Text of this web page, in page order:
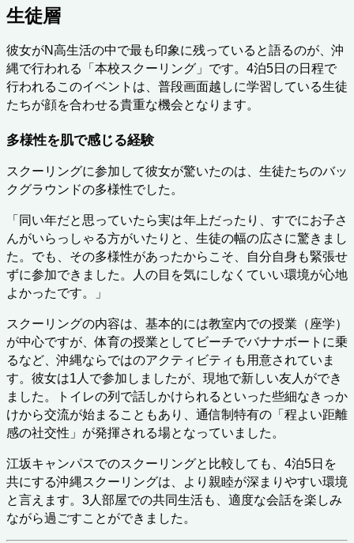
生徒層
彼女がN高生活の中で最も印象に残っていると語るのが、沖
縄で行われる「本校スクーリング」です。4泊5日の日程で
行われるこのイベントは、普段画面越しに学習している生徒
たちが顔を合わせる貴重な機会となります。
多様性を肌で感じる経験
スクーリングに参加して彼女が驚いたのは、生徒たちのバッ
クグラウンドの多様性でした。
「同い年だと思っていたら実は年上だったり、すでにお子さ
んがいらっしゃる方がいたりと、生徒の幅の広さに驚きまし
た。でも、その多様性があったからこそ、自分自身も緊張せ
ずに参加できました。人の目を気にしなくていい環境が心地
よかったです。」
スクーリングの内容は、基本的には教室内での授業（座学）
が中心ですが、体育の授業としてビーチでバナナボートに乗
るなど、沖縄ならではのアクティビティも用意されていま
す。彼女は1人で参加しましたが、現地で新しい友人ができ
ました。トイレの列で話しかけられるといった些細なきっか
けから交流が始まることもあり、通信制特有の「程よい距離
感の社交性」が発揮される場となっていました。
江坂キャンパスでのスクーリングと比較しても、4泊5日を
共にする沖縄スクーリングは、より親睦が深まりやすい環境
と言えます。3人部屋での共同生活も、適度な会話を楽しみ
ながら過ごすことができました。